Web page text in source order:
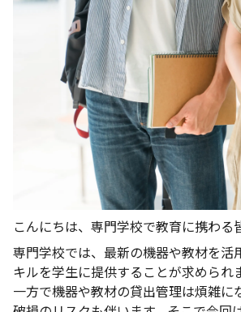
こんにちは、専門学校で教育に携わる
専門学校では、最新の機器や教材を活
キルを学生に提供することが求められ
一方で機器や教材の貸出管理は煩雑に